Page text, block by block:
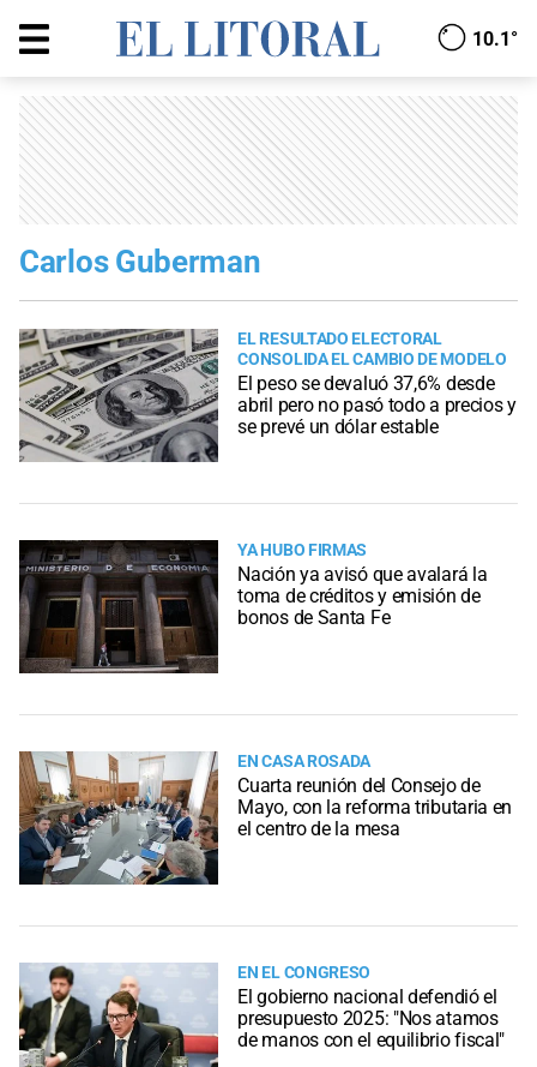
10.1°
Carlos Guberman
EL RESULTADO ELECTORAL
CONSOLIDA EL CAMBIO DE MODELO
El peso se devaluó 37,6% desde
abril pero no pasó todo a precios y
se prevé un dólar estable
YA HUBO FIRMAS
Nación ya avisó que avalará la
toma de créditos y emisión de
bonos de Santa Fe
EN CASA ROSADA
Cuarta reunión del Consejo de
Mayo, con la reforma tributaria en
el centro de la mesa
EN EL CONGRESO
El gobierno nacional defendió el
presupuesto 2025: "Nos atamos
de manos con el equilibrio fiscal"